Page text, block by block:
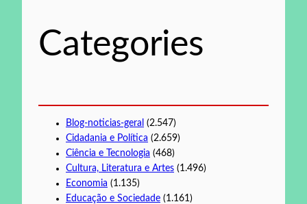
aCategories
Blog-noticias-geral (2.547)
Cidadania e Política (2.659)
Ciência e Tecnologia (468)
Cultura, Literatura e Artes (1.496)
Economia (1.135)
Educação e Sociedade (1.161)